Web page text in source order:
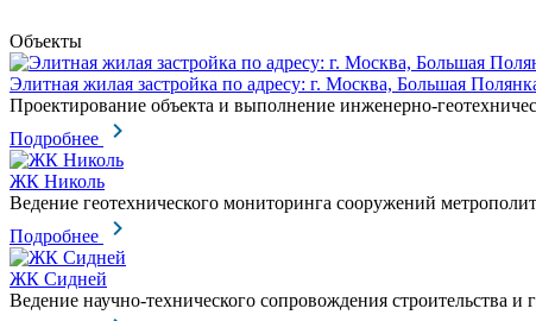
Объекты
Элитная жилая застройка по адресу: г. Москва, Большая
Проектирование объекта и выполнение инженерно-
Подробнее
ЖК Николь
Ведение геотехнического мониторинга сооружений
Подробнее
ЖК Сидней
Ведение научно-технического сопровождения строительства и